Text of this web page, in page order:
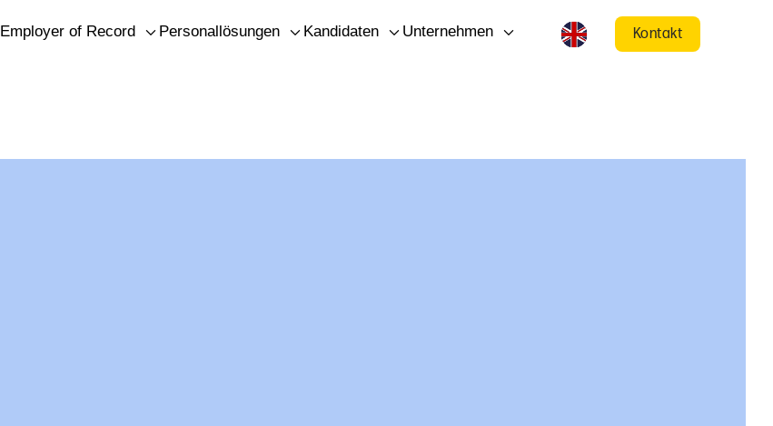
Employer of Record Personallösungen Kandidaten Unternehmen Kontakt